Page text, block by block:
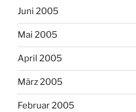
Juni 2005
Mai 2005
April 2005
März 2005
Februar 2005